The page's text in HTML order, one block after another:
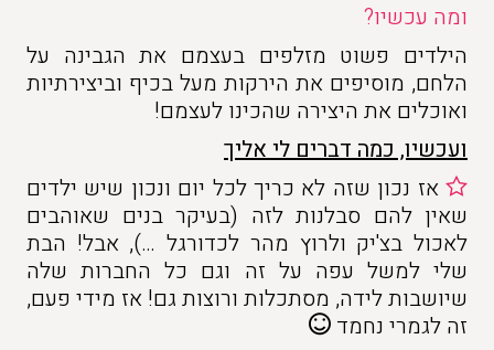
ומה עכשיו?
הילדים פשוט מזלפים בעצמם את הגבינה על
הלחם, מוסיפים את הירקות מעל בכיף וביצירתיות
ואוכלים את היצירה שהכינו לעצמם!
ועכשיו, כמה דברים לי אליך
אז נכון שזה לא כריך לכל יום ונכון שיש ילדים
שאין להם סבלנות לזה (בעיקר בנים שאוהבים
לאכול בצ'יק ולרוץ מהר לכדורגל …), אבל! הבת
שלי למשל עפה על זה וגם כל החברות שלה
שיושבות לידה, מסתכלות ורוצות גם! אז מידי פעם,
זה לגמרי נחמד